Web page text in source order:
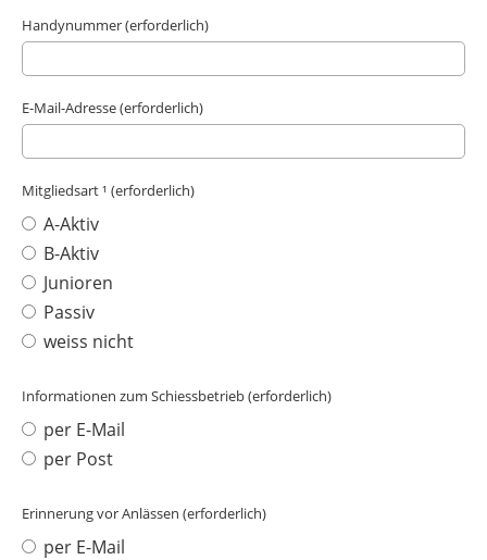
Handynummer (erforderlich)
E-Mail-Adresse (erforderlich)
Mitgliedsart ¹ (erforderlich)
A-Aktiv
B-Aktiv
Junioren
Passiv
weiss nicht
Informationen zum Schiessbetrieb (erforderlich)
per E-Mail
per Post
Erinnerung vor Anlässen (erforderlich)
per E-Mail